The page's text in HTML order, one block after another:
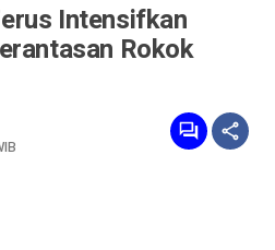
Intensifkan
Rokok